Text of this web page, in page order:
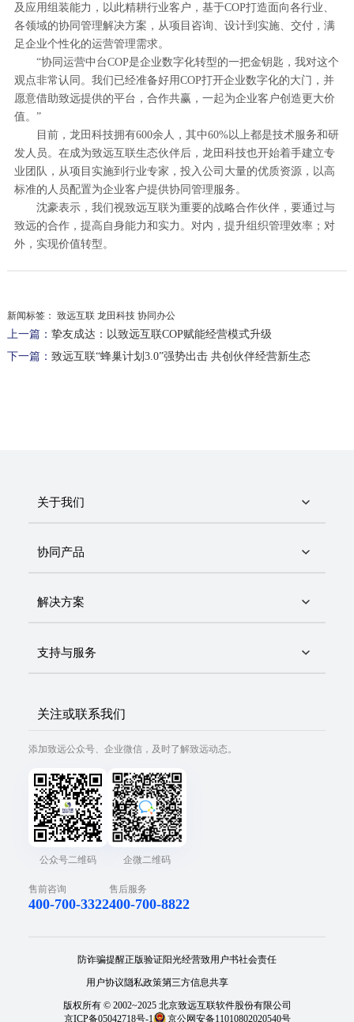
及应用组装能力，以此精耕行业客户，基于COP打造面向各行业、
各领域的协同管理解决方案，从项目咨询、设计到实施、交付，满
足企业个性化的运营管理需求。
“协同运营中台COP是企业数字化转型的一把金钥匙，我对这个
观点非常认同。我们已经准备好用COP打开企业数字化的大门，并
愿意借助致远提供的平台，合作共赢，一起为企业客户创造更大价
值。”
目前，龙田科技拥有600余人，其中60%以上都是技术服务和研
发人员。在成为致远互联生态伙伴后，龙田科技也开始着手建立专
业团队，从项目实施到行业专家，投入公司大量的优质资源，以高
标准的人员配置为企业客户提供协同管理服务。
沈豪表示，我们视致远互联为重要的战略合作伙伴，要通过与
致远的合作，提高自身能力和实力。对内，提升组织管理效率；对
外，实现价值转型。
新闻标签： 致远互联 龙田科技 协同办公
上一篇： 挚友成达：以致远互联COP赋能经营模式升级
下一篇： 致远互联“蜂巢计划3.0”强势出击 共创伙伴经营新生态
关于我们
协同产品
解决方案
支持与服务
关注或联系我们
添加致远公众号、企业微信，及时了解致远动态。
公众号二维码 企微二维码
售前咨询
400-700-3322
售后服务
400-700-8822
防诈骗提醒正版验证阳光经营致用户书社会责任
用户协议隐私政策第三方信息共享
版权所有 © 2002~2025 北京致远互联软件股份有限公司
京ICP备05042718号-1
京公网安备11010802020540号